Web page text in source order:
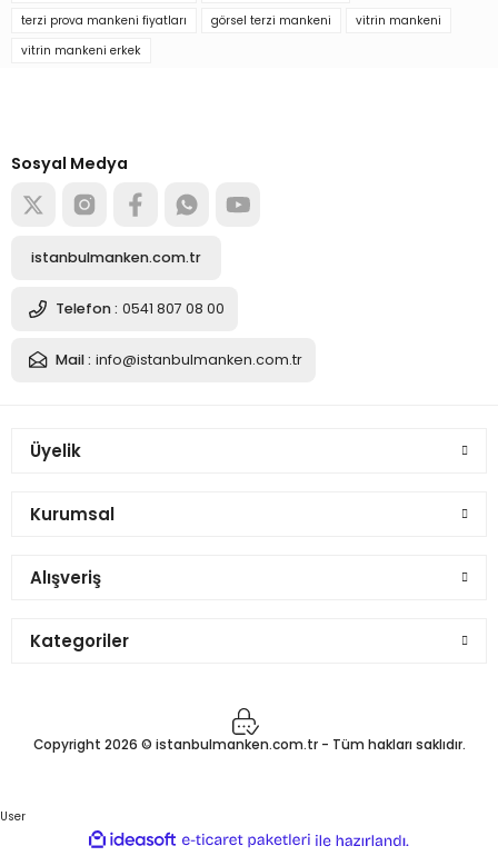
10.843,92 TL
Erkek Pantolon Giyebilen Terzi Vitrin Mankeni
Erkek Pantolon Giyebilen Terzi Vitrin Mankeni
Sepete Ekle
terzi prova mankeni fiyatları
görsel terzi mankeni
vitrin mankeni
vitrin mankeni erkek
Sosyal Medya
istanbulmanken.com.tr
Telefon : 0541 807 08 00
Mail : info@istanbulmanken.com.tr
Üyelik
Kurumsal
Alışveriş
Kategoriler
Copyright 2026 © istanbulmanken.com.tr - Tüm hakları saklıdır.
User
ideasoft
e-